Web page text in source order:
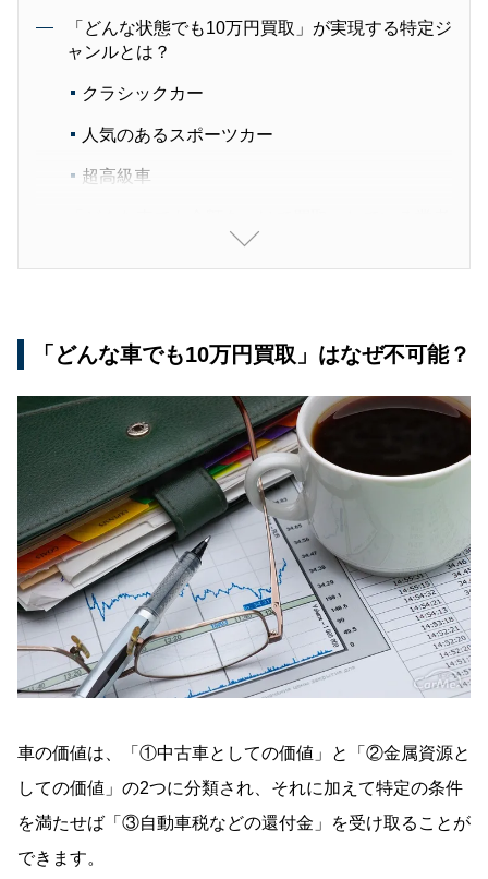
「どんな状態でも10万円買取」が実現する特定ジ
ャンルとは？
クラシックカー
人気のあるスポーツカー
超高級車
る業者は存在しない？
ないの？
どんな車でも10万円買取のまとめ
「どんな車でも10万円買取」はなぜ不可能？
車の価値は、「①中古車としての価値」と「②金属資源と
しての価値」の2つに分類され、それに加えて特定の条件
を満たせば「③自動車税などの還付金」を受け取ることが
できます。